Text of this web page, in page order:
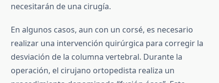
necesitarán de una cirugía.
En algunos casos, aun con un corsé, es necesario
realizar una intervención quirúrgica para corregir la
desviación de la columna vertebral. Durante la
operación, el cirujano ortopedista realiza un